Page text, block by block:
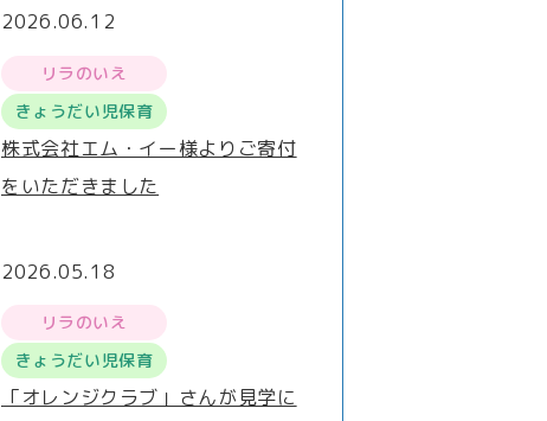
2026.06.12
リラのいえ
きょうだい児保育
株式会社エム・イー様よりご寄付
をいただきました
2026.05.18
リラのいえ
きょうだい児保育
「オレンジクラブ」さんが見学に